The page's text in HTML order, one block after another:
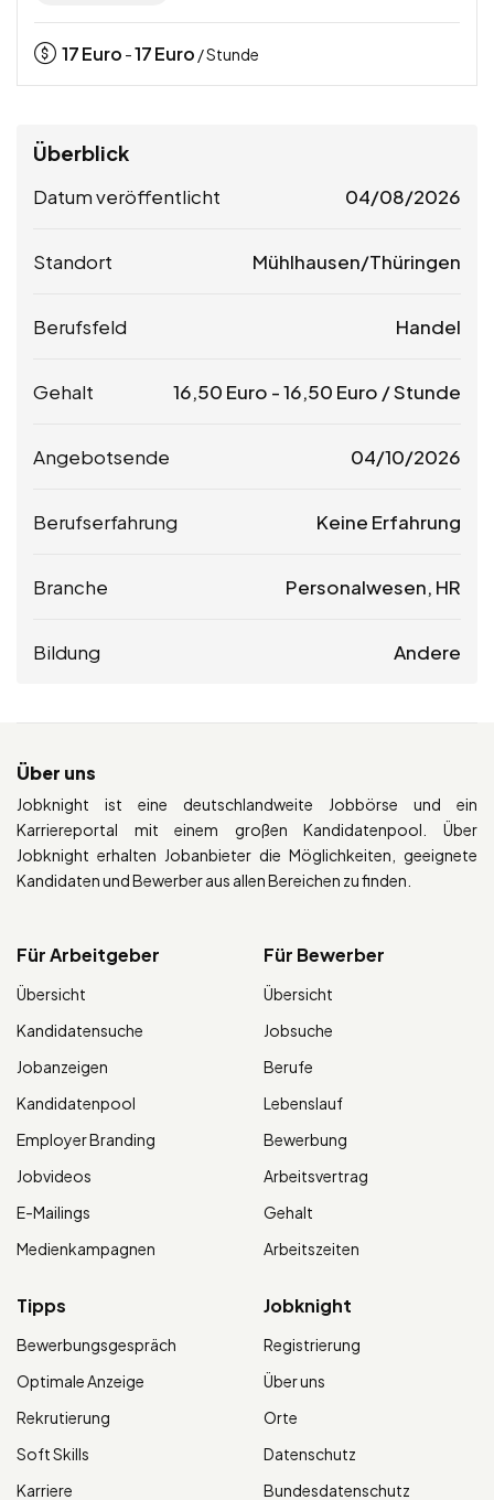
17Euro -17Euro / Stunde
Überblick
Datum veröffentlicht 04/08/2026
Standort Mühlhausen/Thüringen
Berufsfeld Handel
Gehalt 16,50 Euro -16,50 Euro / Stunde
Angebotsende 04/10/2026
Berufserfahrung Keine Erfahrung
Branche Personalwesen, HR
Bildung Andere
Über uns
Jobknight ist eine deutschlandweite Jobbörse und ein
Karriereportal mit einem großen Kandidatenpool. Über
Jobknight erhalten Jobanbieter die Möglichkeiten, geeignete
Kandidaten und Bewerber aus allen Bereichen zu finden.
Für Arbeitgeber
Übersicht
Kandidatensuche
Jobanzeigen
Kandidatenpool
Employer Branding
Jobvideos
E-Mailings
Medienkampagnen
Für Bewerber
Übersicht
Jobsuche
Berufe
Lebenslauf
Bewerbung
Arbeitsvertrag
Gehalt
Arbeitszeiten
Tipps
Bewerbungsgespräch
Optimale Anzeige
Rekrutierung
Soft Skills
Karriere
Jobknight
Registrierung
Über uns
Orte
Datenschutz
Bundesdatenschutz